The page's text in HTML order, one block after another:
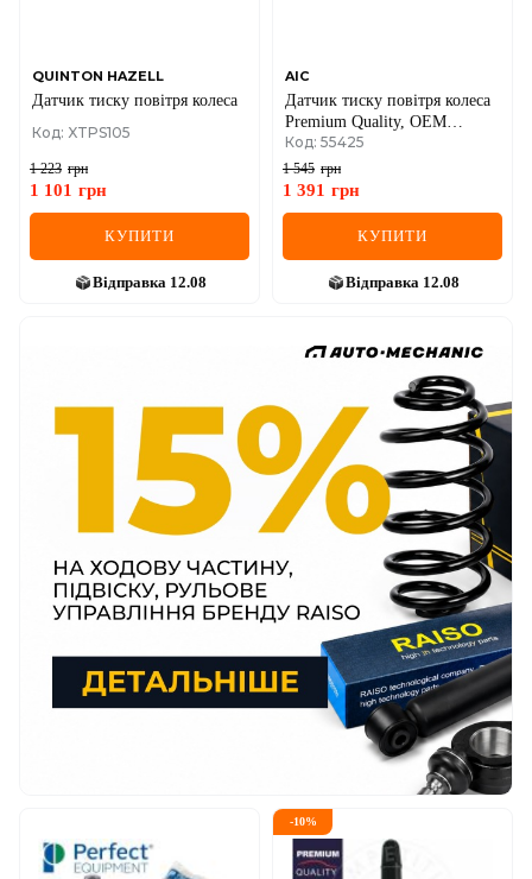
QUINTON HAZELL
Датчик тиску повiтря колеса
Код: XTPS105
1 223 грн
1 101 грн
КУПИТИ
Відправка 12.08
AIC
Датчик тиску повiтря колеса
Premium Quality, OEM
Quality
Код: 55425
1 545 грн
1 391 грн
КУПИТИ
Відправка 12.08
-10%